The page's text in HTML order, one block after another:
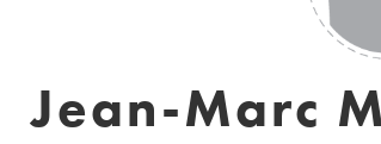
Jean-Marc